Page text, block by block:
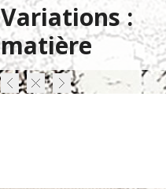
Variations :
matière